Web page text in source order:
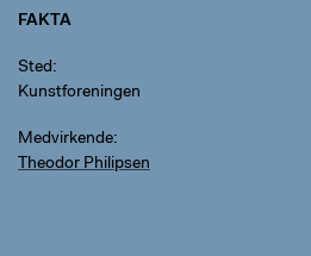
FAKTA
Sted
Kunstforeningen
Medvirkende
Theodor Philipsen